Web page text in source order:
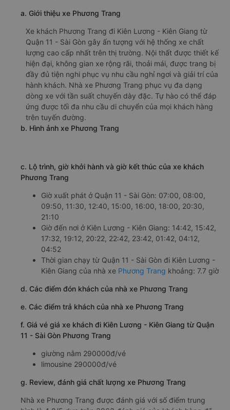
a. Giới thiệu xe Phương Trang
Xe khách Phương Trang đi Kiên Lương - Kiên Giang từ
Quận 11 - Sài Gòn gây ấn tượng với hệ thống xe chất
lượng cao cấp nhất trên thị trường. Nội thất được thiết kế
hiện đại, không gian xe rộng rãi, thoải mái, được trang bị
đầy đủ tiện nghi phục vụ nhu cầu nghỉ ngơi và giải trí của
hành khách. Nhà xe Phương Trang phục vụ đa dạng
dòng xe với tần suất chuyến dày đặc. Tự hào có thể đáp
ứng được tối đa nhu cầu di chuyển của mọi khách hàng
trên tuyến đường.
b. Hình ảnh xe Phương Trang
c. Lộ trình, giờ khởi hành và giờ kết thúc của xe khách
Phương Trang
Giờ xuất phát ở Quận 11 - Sài Gòn: 07:00, 08:00,
09:50, 11:30, 12:40, 15:00, 16:00, 18:00, 20:30,
21:10
Giờ đến nơi ở Kiên Lương - Kiên Giang: 14:42, 15:42,
17:32, 19:12, 20:22, 22:42, 23:42, 01:42, 04:12,
04:52
Thời gian chạy từ Quận 11 - Sài Gòn đi Kiên Lương -
Kiên Giang của nhà xe Phương Trang khoảng: 7.7 giờ
d. Các điểm đón khách của nhà xe Phương Trang
e. Các điểm trả khách của nhà xe Phương Trang
f. Giá vé giá xe khách đi Kiên Lương - Kiên Giang từ Quận
11 - Sài Gòn Phương Trang
giường nằm 290000đ/vé
limousine 290000đ/vé
g. Review, đánh giá chất lượng xe Phương Trang
Nhà xe Phương Trang được đánh giá với số điểm trung